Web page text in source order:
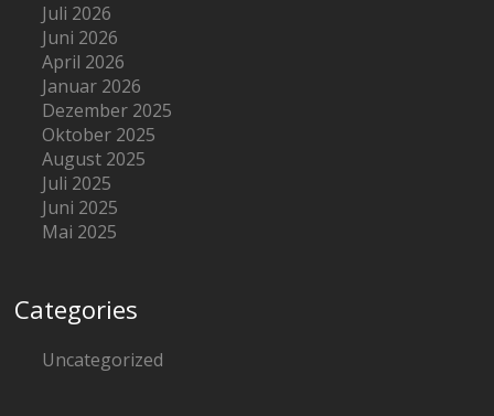
Juli 2026
Juni 2026
April 2026
Januar 2026
Dezember 2025
Oktober 2025
August 2025
Juli 2025
Juni 2025
Mai 2025
Categories
Uncategorized